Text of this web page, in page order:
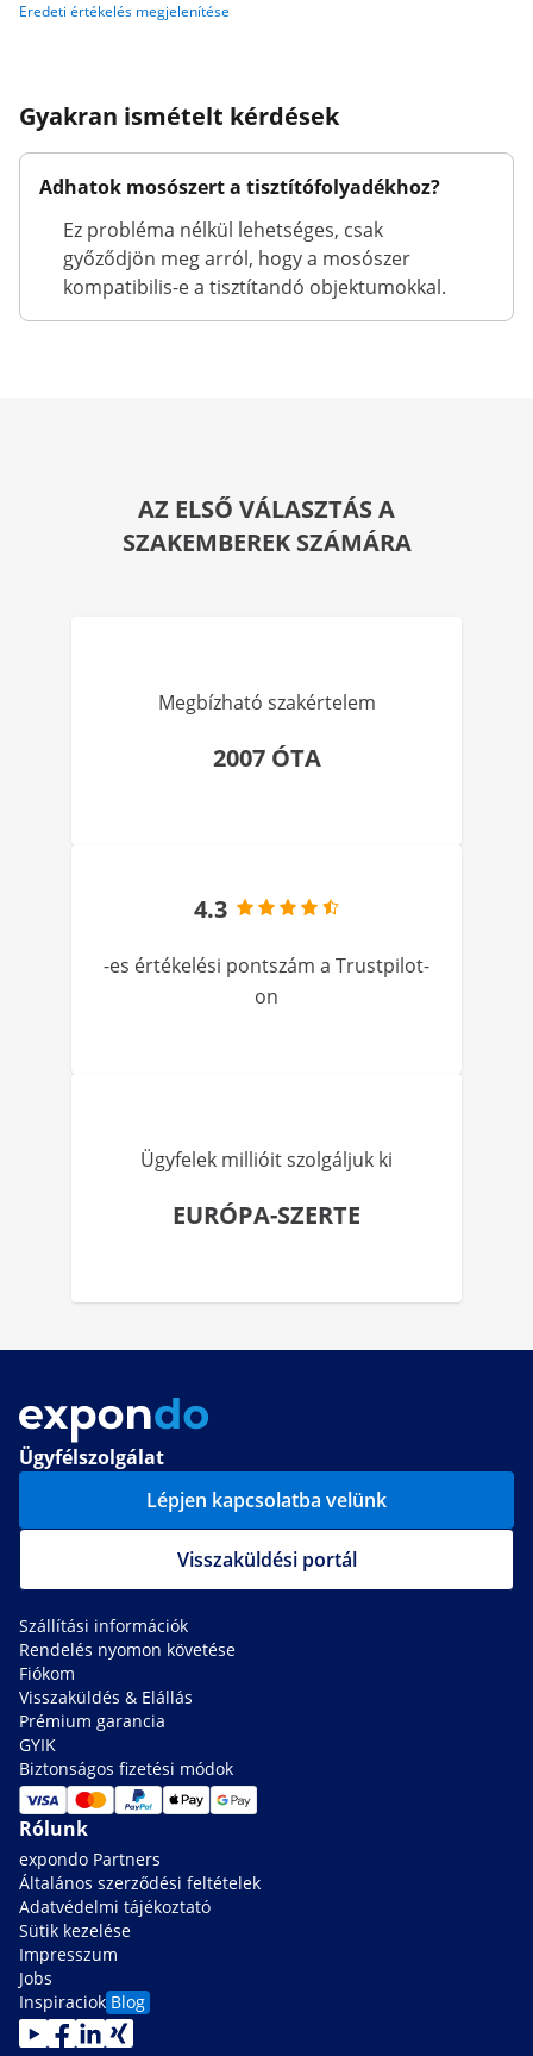
Eredeti értékelés megjelenítése
Gyakran ismételt kérdések
Adhatok mosószert a tisztítófolyadékhoz?
Ez probléma nélkül lehetséges, csak
győződjön meg arról, hogy a mosószer
kompatibilis-e a tisztítandó objektumokkal.
AZ ELSŐ VÁLASZTÁS A
SZAKEMBEREK SZÁMÁRA
Megbízható szakértelem
2007 ÓTA
4.3
-es értékelési pontszám a Trustpilot-
on
Ügyfelek millióit szolgáljuk ki
EURÓPA-SZERTE
Ügyfélszolgálat
Lépjen kapcsolatba velünk
Visszaküldési portál
Szállítási információk
Rendelés nyomon követése
Fiókom
Visszaküldés & Elállás
Prémium garancia
GYIK
Biztonságos fizetési módok
Rólunk
expondo Partners
Általános szerződési feltételek
Adatvédelmi tájékoztató
Sütik kezelése
Impresszum
Jobs
Inspiraciok Blog